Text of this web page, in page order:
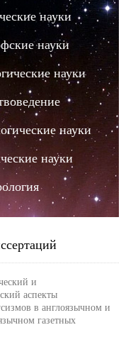
науки
науки
науки
науки
науки
и
аспекты
в англоязычном и
газетных